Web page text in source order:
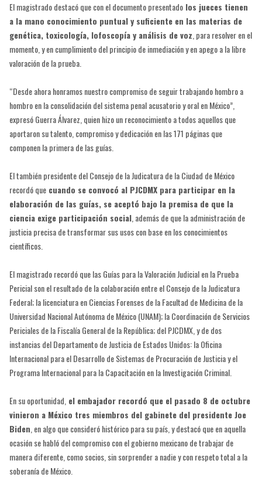
El magistrado destacó que con el documento presentadolos jueces tienen
a la mano conocimiento puntual y suficiente en las materias de
genética, toxicología, lofoscopía y análisis de voz, para resolver en el
momento, y en cumplimiento del principio de inmediación y en apego a la libre
valoración de la prueba.
“Desde ahora honramos nuestro compromiso de seguir trabajando hombro a
hombro en la consolidación del sistema penal acusatorio y oral en México”,
expresó Guerra Álvarez, quien hizo un reconocimiento a todos aquellos que
aportaron su talento, compromiso y dedicación en las 171 páginas que
componen la primera de las guías.
El también presidente del Consejo de la Judicatura de la Ciudad de México
recordó quecuando se convocó al PJCDMX para participar en la
elaboración de las guías, se aceptó bajo la premisa de que la
ciencia exige participación social, además de que la administración de
justicia precisa de transformar sus usos con base en los conocimientos
científicos.
El magistrado recordó que las Guías para la Valoración Judicial en la Prueba
Pericial son el resultado de la colaboración entre el Consejo de la Judicatura
Federal; la licenciatura en Ciencias Forenses de la Facultad de Medicina de la
Universidad Nacional Autónoma de México (UNAM); la Coordinación de Servicios
Periciales de la Fiscalía General de la República; del PJCDMX, y de dos
instancias del Departamento de Justicia de Estados Unidos: la Oficina
Internacional para el Desarrollo de Sistemas de Procuración de Justicia y el
Programa Internacional para la Capacitación en la Investigación Criminal.
En su oportunidad,el embajador recordó que el pasado 8 de octubre
vinieron a México tres miembros del gabinete del presidente Joe
Biden, en algo que consideró histórico para su país, y destacó que en aquella
ocasión se habló del compromiso con el gobierno mexicano de trabajar de
manera diferente, como socios, sin sorprender a nadie y con respeto total a la
soberanía de México.